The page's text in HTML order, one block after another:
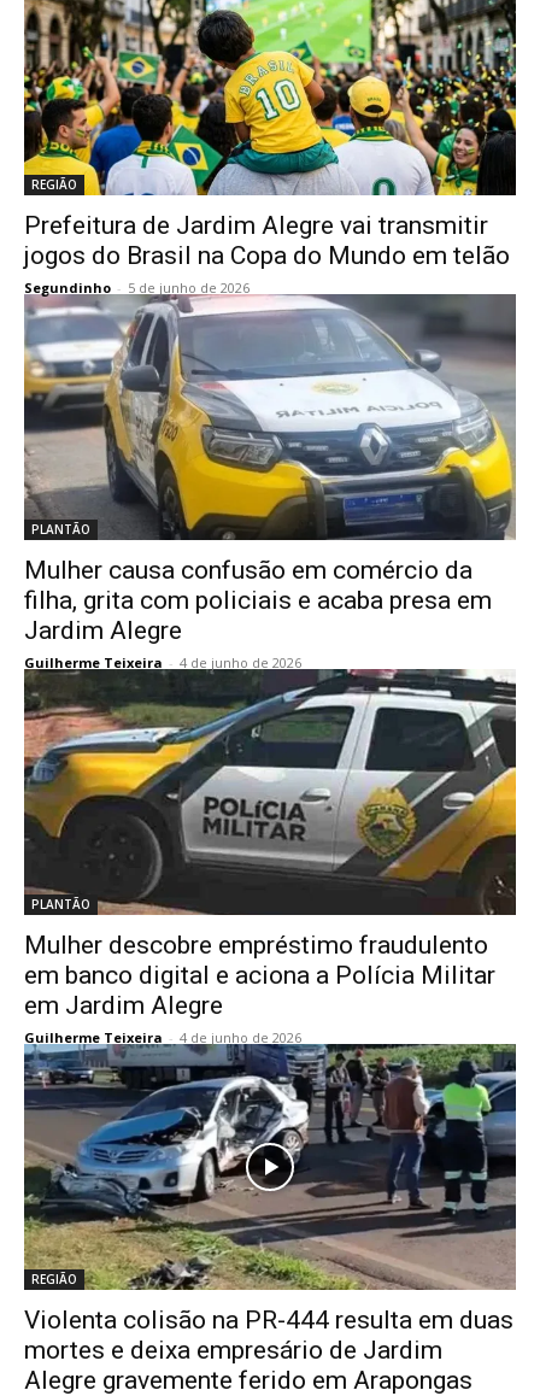
REGIÃO
Prefeitura de Jardim Alegre vai transmitir
jogos do Brasil na Copa do Mundo em telão
Segundinho - 5 de junho de 2026
PLANTÃO
Mulher causa confusão em comércio da
filha, grita com policiais e acaba presa em
Jardim Alegre
Guilherme Teixeira - 4 de junho de 2026
PLANTÃO
Mulher descobre empréstimo fraudulento
em banco digital e aciona a Polícia Militar
em Jardim Alegre
Guilherme Teixeira - 4 de junho de 2026
REGIÃO
Violenta colisão na PR-444 resulta em duas
mortes e deixa empresário de Jardim
Alegre gravemente ferido em Arapongas